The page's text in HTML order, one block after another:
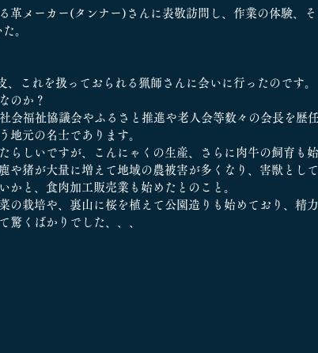
革メーカー(タンナー)さんに表敬訪問し、作業の体験、
。
これを扱っておられる猟師さんに会いに行ったのです。
のか？
会福祉協議会やふるさと推進や老人会等数々の会長を歴
地元の名士であります。
らしいですが、こんにゃくの生産、さらに肉牛の飼育も
や猪が大量に増えて地域の農被害が多くなり、害獣とし
かと、食肉加工販売業も始めたとのこと。
の栽培や、裏山に桜を植えて公園造りも始めており、精
驚くばかりでした、、、